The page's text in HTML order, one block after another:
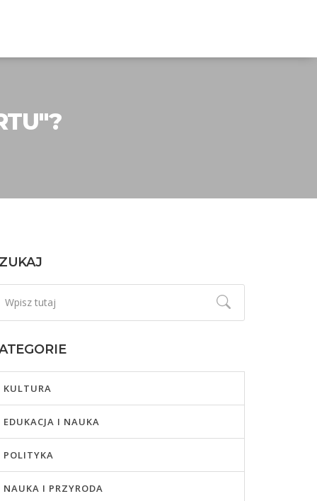
KULTURA
EDUKACJA I NAUKA
POLITYKA
NAUKA I PRZYRODA